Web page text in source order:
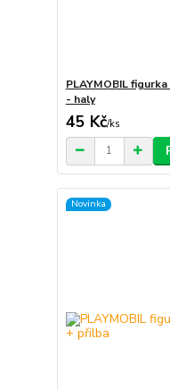
PLAYMOBIL
- haly
45 Kč/ks
Novinka